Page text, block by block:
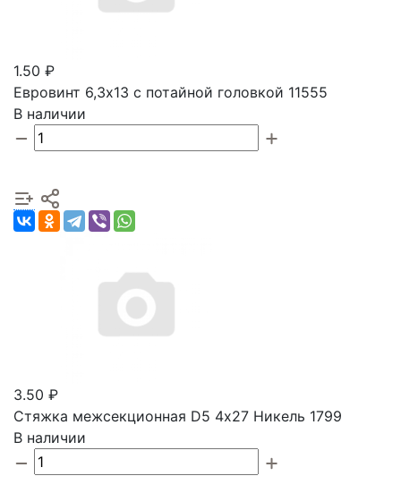
1.50 ₽
Евровинт 6,3х13 с потайной головкой 11555
В наличии
3.50 ₽
Стяжка межсекционная D5 4х27 Никель 1799
В наличии